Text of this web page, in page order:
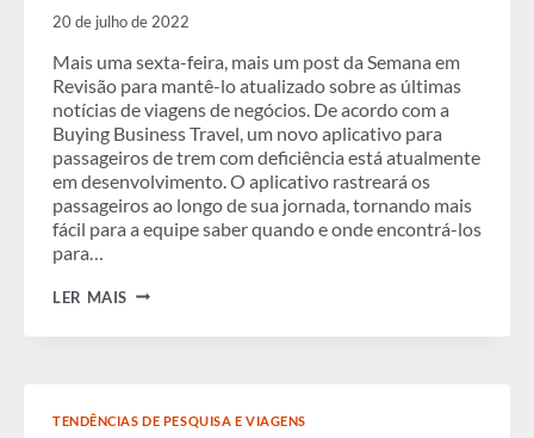
20 de julho de 2022
Mais uma sexta-feira, mais um post da Semana em
Revisão para mantê-lo atualizado sobre as últimas
notícias de viagens de negócios. De acordo com a
Buying Business Travel, um novo aplicativo para
passageiros de trem com deficiência está atualmente
em desenvolvimento. O aplicativo rastreará os
passageiros ao longo de sua jornada, tornando mais
fácil para a equipe saber quando e onde encontrá-los
para…
LER MAIS SEMANA
TENDÊNCIAS DE PESQUISA E VIAGENS